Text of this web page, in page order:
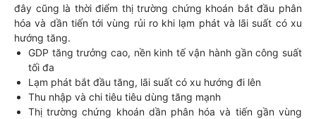
đây cũng là thời điểm thị trường chứng khoán bắt đầu phân
hóa và dần tiến tới vùng rủi ro khi lạm phát và lãi suất có xu
hướng tăng.
GDP tăng trưởng cao, nền kinh tế vận hành gần công suất
tối đa
Lạm phát bắt đầu tăng, lãi suất có xu hướng đi lên
Thu nhập và chi tiêu tiêu dùng tăng mạnh
Thị trường chứng khoán dần phân hóa và tiến gần vùng